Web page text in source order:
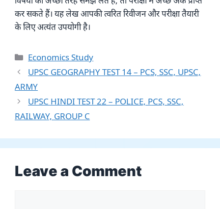
कर सकते हैं। यह लेख आपकी त्वरित रिवीजन और परीक्षा तैयारी
के लिए अत्यंत उपयोगी है।
Categories
Economics Study
UPSC GEOGRAPHY TEST 14 – PCS, SSC, UPSC,
ARMY
UPSC HINDI TEST 22 – POLICE, PCS, SSC,
RAILWAY, GROUP C
Leave a Comment